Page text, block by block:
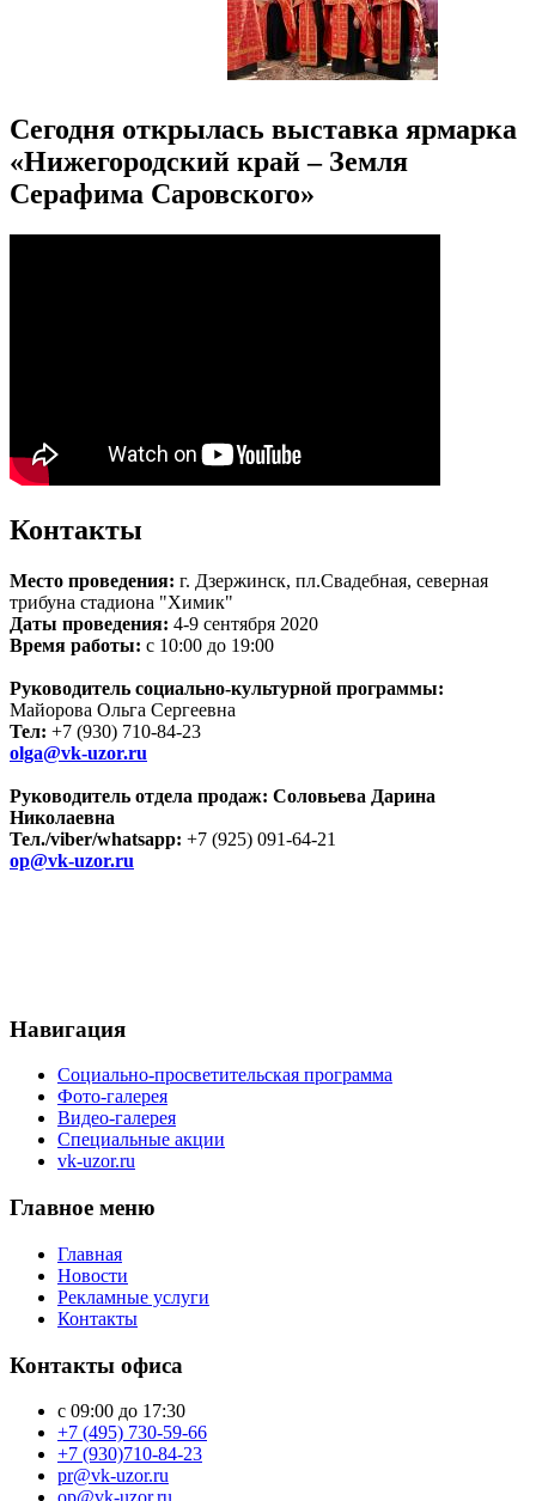
Сегодня открылась выставка ярмарка
«Нижегородский край – Земля
Серафима Саровского»
Контакты
Место проведения: г. Дзержинск, пл.Свадебная, северная
трибуна стадиона "Химик"
Даты проведения: 4-9 сентября 2020
Время работы: с 10:00 до 19:00
Руководитель социально-культурной программы:
Майорова Ольга Сергеевна
Тел: +7 (930) 710-84-23
olga@vk-uzor.ru
Руководитель отдела продаж: Соловьева Дарина
Николаевна
Тел./viber/whatsapp: +7 (925) 091-64-21
op@vk-uzor.ru
Навигация
Социально-просветительская программа
Фото-галерея
Видео-галерея
Специальные акции
vk-uzor.ru
Главное меню
Главная
Новости
Рекламные услуги
Контакты
Контакты офиса
с 09:00 до 17:30
+7 (495) 730-59-66
+7 (930)710-84-23
pr@vk-uzor.ru